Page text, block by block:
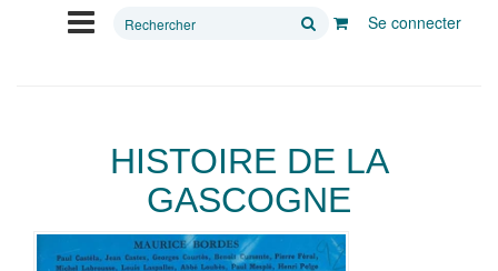
Rechercher
Se connecter
HISTOIRE DE LA
GASCOGNE